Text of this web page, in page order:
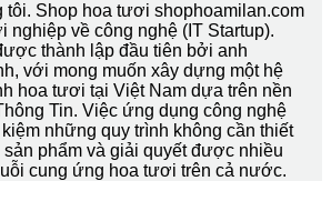
tôi. Shop hoa tươi shophoamilan.com
nghiệp về công nghệ (IT Startup).
thành lập đầu tiên bởi anh
với mong muốn xây dựng một hệ
hoa tươi tại Việt Nam dựa trên nền
Tin. Việc ứng dụng công nghệ
những quy trình không cần thiết
phẩm và giải quyết được nhiều
cung ứng hoa tươi trên cả nước.